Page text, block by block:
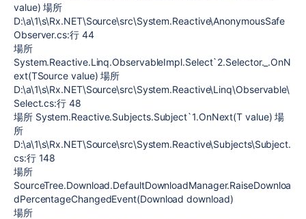
value) 場所
D:\a\1\s\Rx.NET\Source\src\System.Reactive\AnonymousSafe
Observer.cs:行 44
場所
System.Reactive.Linq.ObservableImpl.Select`2.Selector._.OnN
ext(TSource value) 場所
D:\a\1\s\Rx.NET\Source\src\System.Reactive\Linq\Observable\
Select.cs:行 48
場所 System.Reactive.Subjects.Subject`1.OnNext(T value) 場
所
D:\a\1\s\Rx.NET\Source\src\System.Reactive\Subjects\Subject.
cs:行 148
場所
SourceTree.Download.DefaultDownloadManager.RaiseDownloa
dPercentageChangedEvent(Download download)
場所